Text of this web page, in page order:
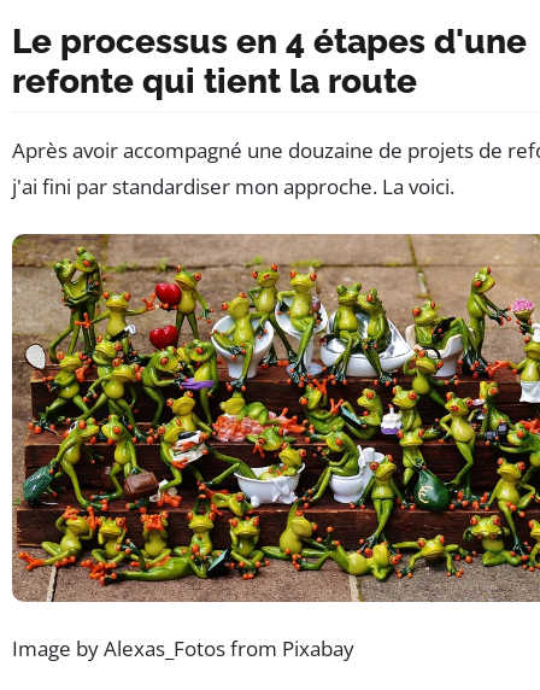
Le processus en 4 étapes d'une
refonte qui tient la route
Après avoir accompagné une douzaine de projets de
j'ai fini par standardiser mon approche. La voici.
Image by Alexas_Fotos from Pixabay